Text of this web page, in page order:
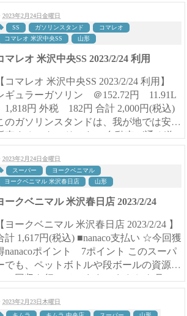
0円 合計 5,41...
2023年2月24日金曜日
SS
ガソリンスタンド
コマレオ
コマレオ 米沢中央SS
山形
マレオ 米沢中央SS 2023/2/24 利用
【コマレオ 米沢中央SS 2023/2/24 利用】
ギュラーガソリン ＠152.72円 11.91L
1,818円 外税 182円 合計 2,000円(税込)
のガソリンスタンドは、我が地では安く
するスタンドです。 自動車が通る道
には、雪がほ...
2023年2月24日金曜日
スーパー
ヨークベニマル
ヨークベニマル 米沢春日店
山形
ークベニマル 米沢春日店 2023/2/24
【ヨークベニマル 米沢春日店 2023/2/24 】
計 1,617円(税込) ■nanaco支払い ☆今回獲
nanacoポイント 7ポイント このスーパ
でも、ペットボトルや段ボールの資源ゴ
ミの回収を行っています。 わたしも月に
度くらいペットボトルや段ボー...
2023年2月23日木曜日